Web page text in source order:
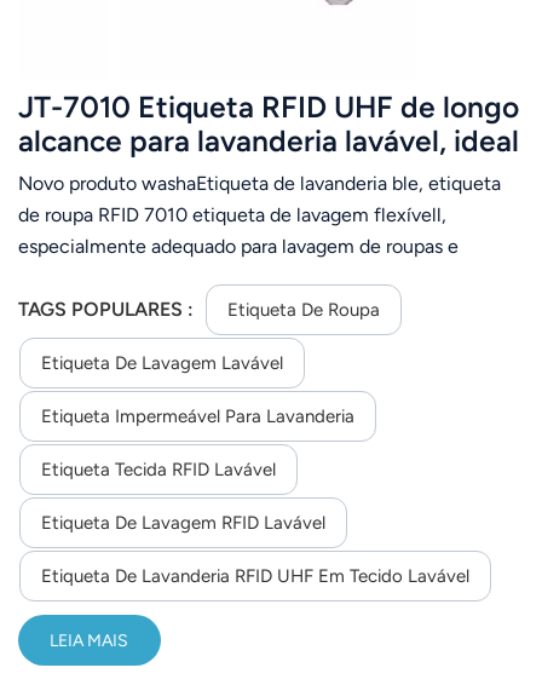
JT-7010 Etiqueta RFID UHF de longo
alcance para lavanderia lavável, ideal
para gerenciamento de roupas.
Novo produto washaEtiqueta de lavanderia ble, etiqueta
de roupa RFID 7010 etiqueta de lavagem flexívell,
especialmente adequado para lavagem de roupas e
temperaturas de 180 graus e ser passado a ferro,
indlavagem experimental mais de 200 vezes. A etiqueta
passou no teste de consistência, bem como nos testes de
gravação regionais EPC e do usuário antes de sair da
fábrica, apresentando excelente confiabilidade e
consistência de desempenho.
TAGS POPULARES : Etiqueta De Roupa
Etiqueta De Lavagem Lavável
Etiqueta Impermeável Para Lavanderia
Etiqueta Tecida RFID Lavável
Etiqueta De Lavagem RFID Lavável
Etiqueta De Lavanderia RFID UHF Em Tecido Lavável
LEIA MAIS